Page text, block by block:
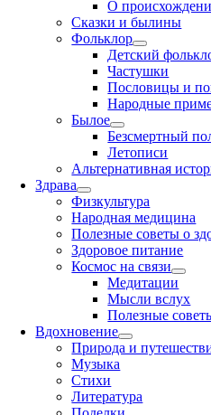
О
Сказки и былины
Фольклор
Детский
Частушки
Пословицы и
Народные
Былое
Безсмертный
Летописи
Альтернативная
Здрава
Физкультура
Народная медицина
Полезные советы о
Здоровое питание
Космос на связи
Медитации
Мысли вслух
Полезные
Вдохновение
Природа и
Музыка
Стихи
Литература